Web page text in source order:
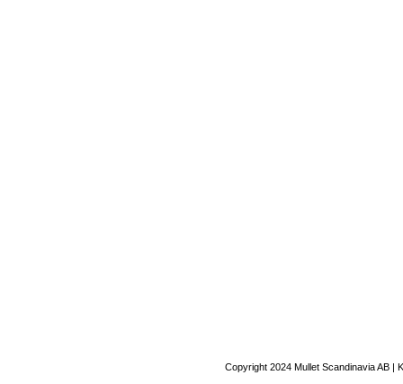
Copyright 2024 Mullet Scandinavia AB |